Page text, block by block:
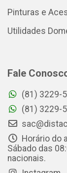
Pinturas e
Utilidades
Fale
(81) 3229-
(81) 3229-
Horário do
Sábado das
nacionais.